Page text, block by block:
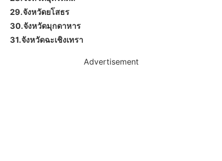
29.จังหวัดยโสธร
30.จังหวัดมุกดาหาร
31.จังหวัดฉะเชิงเทรา
Advertisement